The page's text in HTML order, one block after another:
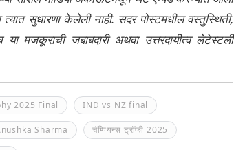
सुधारणा केलेली नाही. सदर पोस्टमधील वस्तुस्थिती,
मजकूराची जबाबदारी अथवा उत्तरदायीत्व लेटेस्टली
2025 Final IND vs NZ final
Sharma चॅम्पियन्स ट्रॉफी 2025